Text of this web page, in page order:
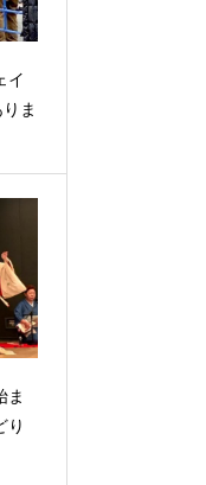
イ
ま
ま
り